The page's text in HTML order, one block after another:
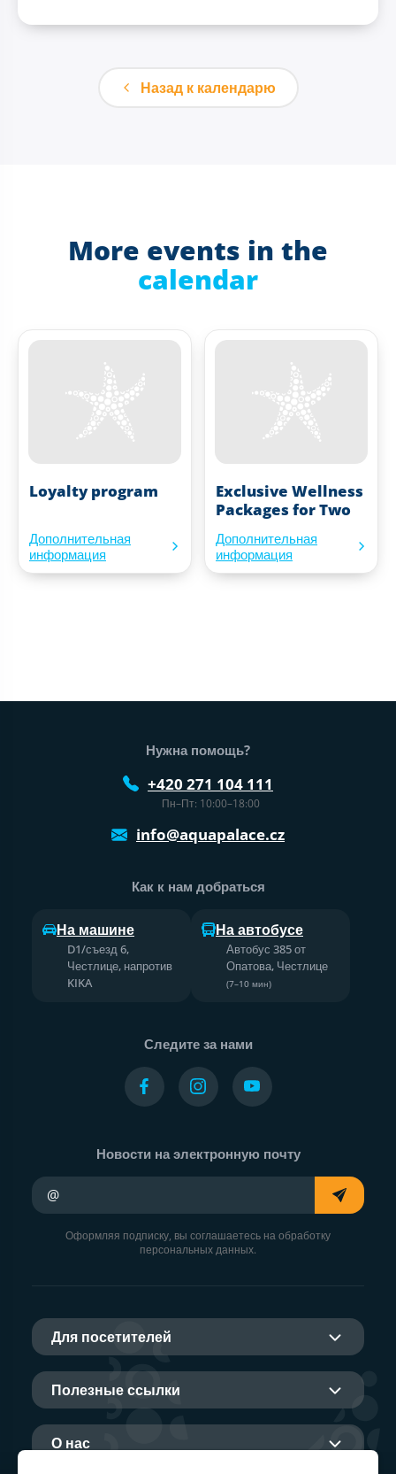
Назад к календарю
More events in the
calendar
Loyalty program
Дополнительная
информация
Exclusive Wellness
Packages for Two
Дополнительная
информация
Нижний колонтитул веб-сайта
Нужна помощь?
+420 271 104 111
Пн–Пт: 10:00–18:00
info@aquapalace.cz
Как к нам добраться
На машине
D1/съезд 6,
Честлице, напротив
KIKA
На автобусе
Автобус 385 от
Опатова, Честлице
(7–10 мин)
Следите за нами
Новости на электронную почту
Оформляя подписку, вы соглашаетесь на обработку
персональных данных.
Для посетителей
Полезные ссылки
О нас